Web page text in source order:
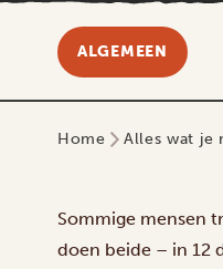
ALGEMEEN
Home Alles wat je
Sommige mensen
doen beide – in 12